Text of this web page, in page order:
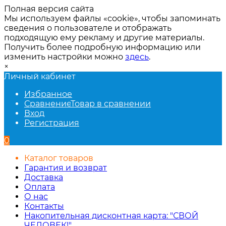
Полная версия сайта
Мы используем файлы «cookie», чтобы запоминать
сведения о пользователе и отображать
подходящую ему рекламу и другие материалы.
Получить более подробную информацию или
изменить настройки можно здесь.
×
Личный кабинет
Избранное
СравнениеТовар в сравнении
Вход
Регистрация
0
Каталог товаров
Гарантия и возврат
Доставка
Оплата
О нас
Контакты
Накопительная дисконтная карта: "СВОЙ